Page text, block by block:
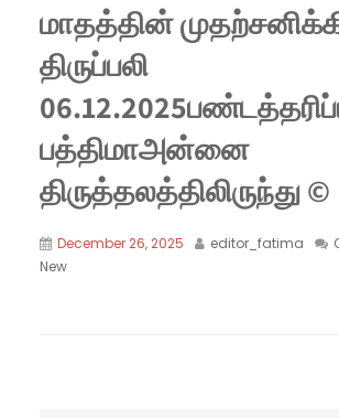
மாதத்தின்
திருப்பலி
பத்திமாஅன்னை
திருத்தலத்திலிருந்து ©
December 26, 2025 editor_fatima
New